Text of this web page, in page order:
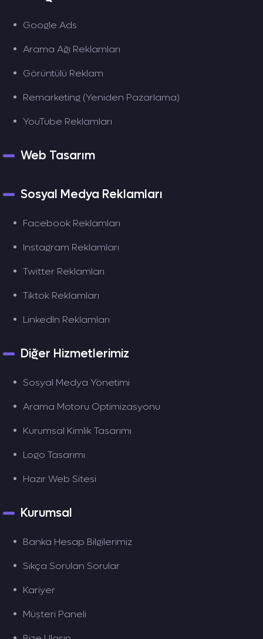
Google Ads
Arama Ağı Reklamları
Görüntülü Reklam
Remarketing (Yeniden Pazarlama)
YouTube Reklamları
Web Tasarım
Sosyal Medya Reklamları
Facebook Reklamları
Instagram Reklamları
Twitter Reklamları
Tiktok Reklamları
LinkedIn Reklamları
Diğer Hizmetlerimiz
Sosyal Medya Yönetimi
Arama Motoru Optimizasyonu
Kurumsal Kimlik Tasarımı
Logo Tasarımı
Hazır Web Sitesi
Kurumsal
Banka Hesap Bilgilerimiz
Sıkça Sorulan Sorular
Kariyer
Müşteri Paneli